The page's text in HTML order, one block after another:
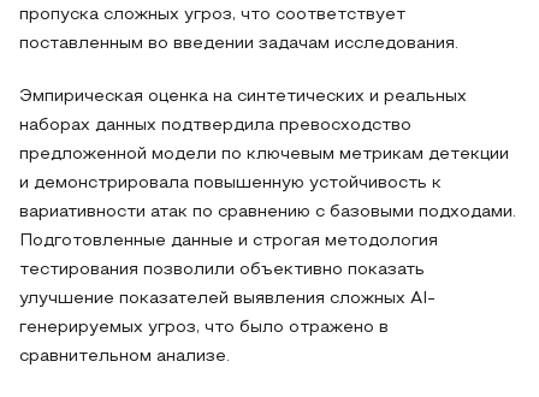
пропуска сложных угроз, что соответствует
поставленным во введении задачам исследования.
Эмпирическая оценка на синтетических и реальных
наборах данных подтвердила превосходство
предложенной модели по ключевым метрикам детекции
и демонстрировала повышенную устойчивость к
вариативности атак по сравнению с базовыми подходами.
Подготовленные данные и строгая методология
тестирования позволили объективно показать
улучшение показателей выявления сложных AI-
генерируемых угроз, что было отражено в
сравнительном анализе.